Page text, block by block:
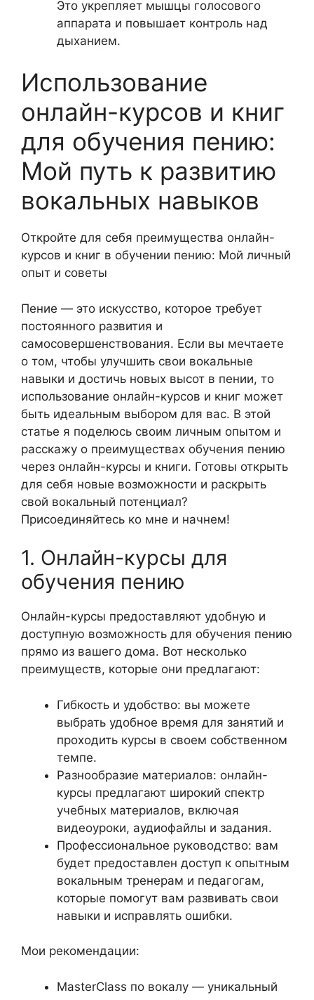
Это укрепляет мышцы голосового
аппарата и повышает контроль над
дыханием.
Использование
онлайн-курсов и книг
для обучения пению:
Мой путь к развитию
вокальных навыков
Откройте для себя преимущества онлайн-
курсов и книг в обучении пению: Мой личный
опыт и советы
Пение — это искусство, которое требует
постоянного развития и
самосовершенствования. Если вы мечтаете
о том, чтобы улучшить свои вокальные
навыки и достичь новых высот в пении, то
использование онлайн-курсов и книг может
быть идеальным выбором для вас. В этой
статье я поделюсь своим личным опытом и
расскажу о преимуществах обучения пению
через онлайн-курсы и книги. Готовы открыть
для себя новые возможности и раскрыть
свой вокальный потенциал?
Присоединяйтесь ко мне и начнем!
1. Онлайн-курсы для
обучения пению
Онлайн-курсы предоставляют удобную и
доступную возможность для обучения пению
прямо из вашего дома. Вот несколько
преимуществ, которые они предлагают:
Гибкость и удобство: вы можете
выбрать удобное время для занятий и
проходить курсы в своем собственном
темпе.
Разнообразие материалов: онлайн-
курсы предлагают широкий спектр
учебных материалов, включая
видеоуроки, аудиофайлы и задания.
Профессиональное руководство: вам
будет предоставлен доступ к опытным
вокальным тренерам и педагогам,
которые помогут вам развивать свои
навыки и исправлять ошибки.
Мои рекомендации:
MasterClass по вокалу — уникальный